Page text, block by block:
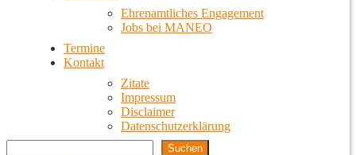
Ehrenamtliches Engagement
Jobs bei MANEO
Termine
Kontakt
Zitate
Impressum
Disclaimer
Datenschutzerklärung
Suchen